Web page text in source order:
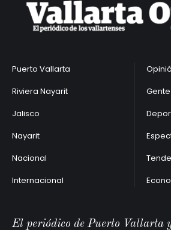
Puerto Vallarta
Riviera Nayarit
Jalisco
Nayarit
Nacional
Internacional
El periódico de Puerto Vallarta